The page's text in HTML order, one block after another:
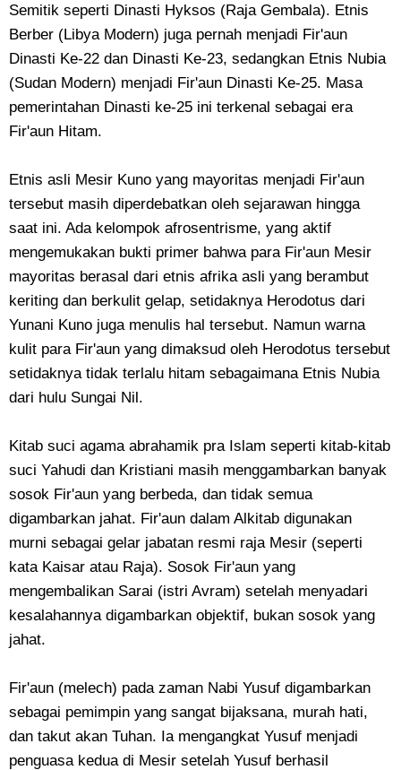
Semitik seperti Dinasti Hyksos (Raja Gembala). Etnis
Berber (Libya Modern) juga pernah menjadi Fir'aun
Dinasti Ke-22 dan Dinasti Ke-23, sedangkan Etnis Nubia
(Sudan Modern) menjadi Fir'aun Dinasti Ke-25. Masa
pemerintahan Dinasti ke-25 ini terkenal sebagai era
Fir'aun Hitam.
Etnis asli Mesir Kuno yang mayoritas menjadi Fir'aun
tersebut masih diperdebatkan oleh sejarawan hingga
saat ini. Ada kelompok afrosentrisme, yang aktif
mengemukakan bukti primer bahwa para Fir'aun Mesir
mayoritas berasal dari etnis afrika asli yang berambut
keriting dan berkulit gelap, setidaknya Herodotus dari
Yunani Kuno juga menulis hal tersebut. Namun warna
kulit para Fir'aun yang dimaksud oleh Herodotus tersebut
setidaknya tidak terlalu hitam sebagaimana Etnis Nubia
dari hulu Sungai Nil.
Kitab suci agama abrahamik pra Islam seperti kitab-kitab
suci Yahudi dan Kristiani masih menggambarkan banyak
sosok Fir'aun yang berbeda, dan tidak semua
digambarkan jahat. Fir'aun dalam Alkitab digunakan
murni sebagai gelar jabatan resmi raja Mesir (seperti
kata Kaisar atau Raja). Sosok Fir'aun yang
mengembalikan Sarai (istri Avram) setelah menyadari
kesalahannya digambarkan objektif, bukan sosok yang
jahat.
Fir'aun (melech) pada zaman Nabi Yusuf digambarkan
sebagai pemimpin yang sangat bijaksana, murah hati,
dan takut akan Tuhan. Ia mengangkat Yusuf menjadi
penguasa kedua di Mesir setelah Yusuf berhasil